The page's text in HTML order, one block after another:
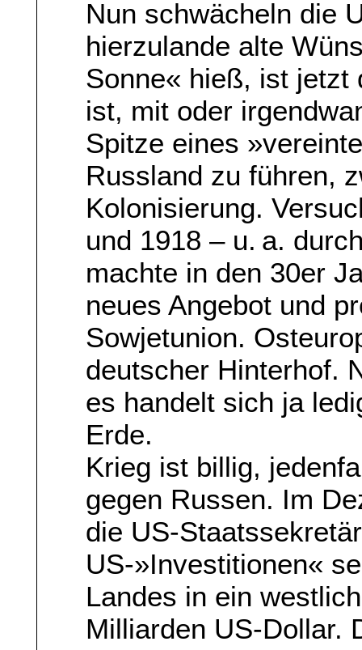
Nun schwächeln die
hierzulande alte
Sonne« hieß, ist jetzt
ist, mit oder
Spitze eines
Russland zu führen,
Kolonisierung.
und 1918 – u. a.
machte in den 30er
neues Angebot und
Sowjetunion.
deutscher Hinterhof.
es handelt sich ja
Erde.
Krieg ist billig,
gegen Russen. Im
die US-
US-»Investitionen«
Landes in ein
Milliarden US-Dollar.